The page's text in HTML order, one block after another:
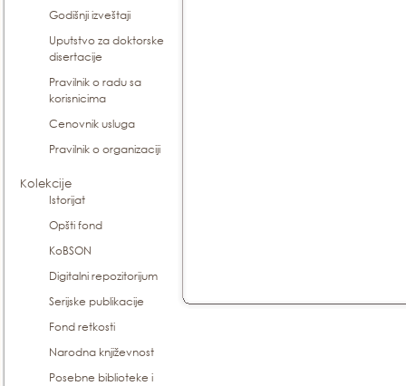
Godišnji izveštaji
Uputstvo za doktorske
disertacije
Pravilnik o radu sa
korisnicima
Cenovnik usluga
Pravilnik o organizaciji
Kolekcije
Istorijat
Opšti fond
KoBSON
Digitalni repozitorijum
Serijske publikacije
Fond retkosti
Narodna književnost
Posebne biblioteke i